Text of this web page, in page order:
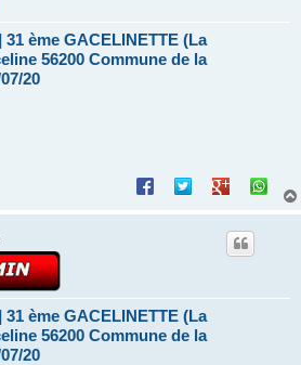
ème GACELINETTE (La
56200 Commune de la
20
ème GACELINETTE (La
56200 Commune de la
20